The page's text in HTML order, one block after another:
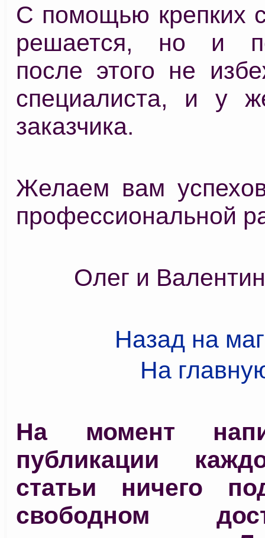
С помощью крепких
решается, но и
после этого не
специалиста, и у
заказчика.
Желаем вам
профессиональной
Олег и
Назад на
На
На момент
публикации
статьи ничего
свободном